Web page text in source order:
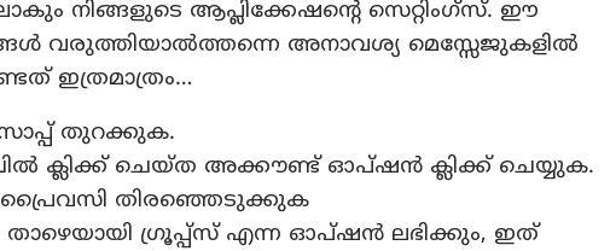
നിങ്ങളുടെ ആപ്ലിക്കേഷന്റെ സെറ്റിംഗ്‌സ്. ഈ
വരുത്തിയാല്‍ത്തന്നെ അനാവശ്യ മെസ്സേജുകളില്‍
ഇത്രമാത്രം…
തുറക്കുക.
ക്ലിക്ക് ചെയ്ത അക്കൗണ്ട് ഓപ്ഷന്‍ ക്ലിക്ക് ചെയ്യുക.
പ്രൈവസി തിരഞ്ഞെടുക്കുക
താഴെയായി ഗ്രൂപ്പ്‌സ് എന്ന ഓപ്ഷന്‍ ലഭിക്കും, ഇത്